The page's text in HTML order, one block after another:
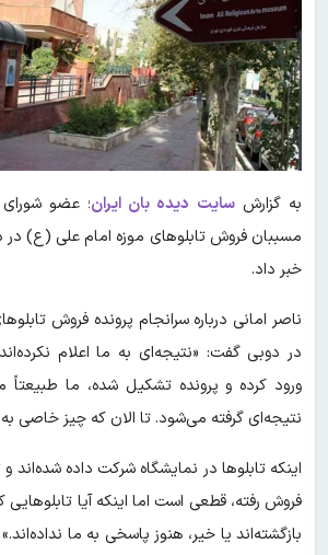
به گزارشسایت دیده بان ایران؛ عضو شورای
مسببان فروش تابلوهای موزه امام علی (ع)
خبر داد.
ناصر امانی درباره سرانجام پرونده فروش
در دوبی گفت: «نتیجه‌ای به ما اعلام
ورود کرده و پرونده تشکیل شده، ما طبیعتاً
نتیجه‌ای گرفته می‌شود. تا الان که چیز خاصی
اینکه تابلوها در نمایشگاه شرکت داده شده‌اند
فروش رفته، قطعی است اما اینکه آیا تابلوهایی
بازگشته‌اند یا خیر، هنوز پاسخی به ما